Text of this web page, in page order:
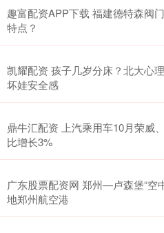
趣富配资APP下载 福建德特森阀
特点？
凯耀配资 孩子几岁分床？北大心
坏娃安全感
鼎牛汇配资 上汽乘用车10月荣威
比增长3%
广东股票配资网 郑州—卢森堡“空
地郑州航空港